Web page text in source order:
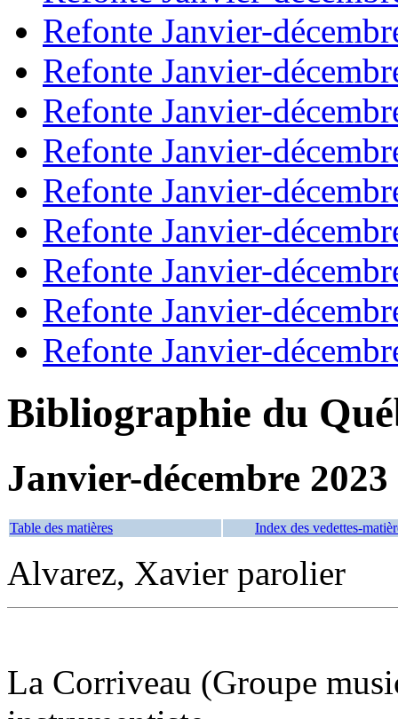
Refonte Janvier-
Refonte Janvier-
Refonte Janvier-
Refonte Janvier-
Refonte Janvier-
Refonte Janvier-
Refonte Janvier-
Refonte Janvier-
Refonte Janvier-
Bibliographie du
Janvier-décembre 2023
Table des matières Index des vedettes-
Alvarez, Xavier parolier
La Corriveau (Groupe